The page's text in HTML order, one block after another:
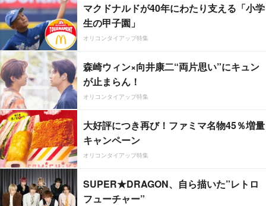
マクドナルドが40年にわたり支える「小学
生の甲子園」
オリコンタイアップ特集
森崎ウィン×向井康二“両片思い”にキュン
が止まらん！
オリコンタイアップ特集
大好評につき再び！ファミマ名物45％増量
キャンペーン
オリコンタイアップ特集
SUPER★DRAGON、自ら描いた”レトロ
フューチャー”